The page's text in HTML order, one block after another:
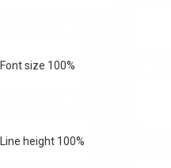
Font size 100%
Line height 100%